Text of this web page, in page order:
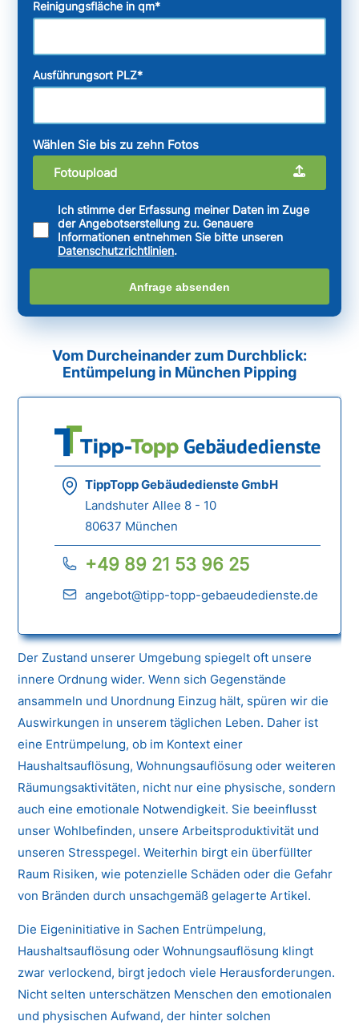
Reinigungsfläche in qm*
Ausführungsort PLZ*
Wählen Sie bis zu zehn Fotos
Fotoupload
Ich stimme der Erfassung meiner Daten im Zuge
der Angebotserstellung zu. Genauere
Informationen entnehmen Sie bitte unseren
Datenschutzrichtlinien.
Anfrage absenden
Vom Durcheinander zum Durchblick:
Entümpelung in München Pipping
TippTopp Gebäudedienste GmbH
Landshuter Allee 8 - 10
80637 München
+49 89 21 53 96 25
angebot@tipp-topp-gebaeudedienste.de
Der Zustand unserer Umgebung spiegelt oft unsere
innere Ordnung wider. Wenn sich Gegenstände
ansammeln und Unordnung Einzug hält, spüren wir die
Auswirkungen in unserem täglichen Leben. Daher ist
eine Entrümpelung, ob im Kontext einer
Haushaltsauflösung, Wohnungsauflösung oder weiteren
Räumungsaktivitäten, nicht nur eine physische, sondern
auch eine emotionale Notwendigkeit. Sie beeinflusst
unser Wohlbefinden, unsere Arbeitsproduktivität und
unseren Stresspegel. Weiterhin birgt ein überfüllter
Raum Risiken, wie potenzielle Schäden oder die Gefahr
von Bränden durch unsachgemäß gelagerte Artikel.
Die Eigeninitiative in Sachen Entrümpelung,
Haushaltsauflösung oder Wohnungsauflösung klingt
zwar verlockend, birgt jedoch viele Herausforderungen.
Nicht selten unterschätzen Menschen den emotionalen
und physischen Aufwand, der hinter solchen